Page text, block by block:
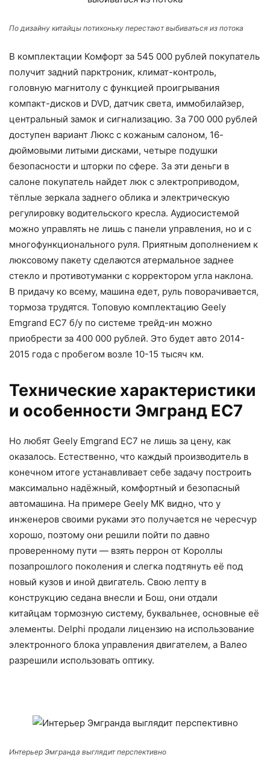
По дизайну китайцы потихоньку перестают выбиваться из потока
В комплектации Комфорт за 545 000 рублей покупатель
получит задний парктроник, климат-контроль,
головную магнитолу с функцией проигрывания
компакт-дисков и DVD, датчик света, иммобилайзер,
центральный замок и сигнализацию. За 700 000 рублей
доступен вариант Люкс с кожаным салоном, 16-
дюймовыми литыми дисками, четыре подушки
безопасности и шторки по сфере. За эти деньги в
салоне покупатель найдет люк с электроприводом,
тёплые зеркала заднего облика и электрическую
регулировку водительского кресла. Аудиосистемой
можно управлять не лишь с панели управления, но и с
многофункционального руля. Приятным дополнением к
люксовому пакету сделаются атермальное заднее
стекло и противотуманки с корректором угла наклона.
В придачу ко всему, машина едет, руль поворачивается,
тормоза трудятся. Топовую комплектацию Geely
Emgrand EC7 б/у по системе трейд-ин можно
приобрести за 400 000 рублей. Это будет авто 2014-
2015 года с пробегом возле 10-15 тысяч км.
Технические характеристики
и особенности Эмгранд ЕС7
Но любят Geely Emgrand EC7 не лишь за цену, как
оказалось. Естественно, что каждый производитель в
конечном итоге устанавливает себе задачу построить
максимально надёжный, комфортный и безопасный
автомашина. На примере Geely МК видно, что у
инженеров своими руками это получается не чересчур
хорошо, поэтому они решили пойти по давно
проверенному пути — взять перрон от Короллы
позапрошлого поколения и слегка подтянуть её под
новый кузов и иной двигатель. Свою лепту в
конструкцию седана внесли и Бош, они отдали
китайцам тормозную систему, буквальнее, основные её
элементы. Delphi продали лицензию на использование
электронного блока управления двигателем, а Валео
разрешили использовать оптику.
Интерьер Эмгранда выглядит перспективно